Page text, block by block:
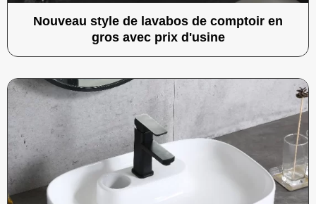
Nouveau style de lavabos de comptoir en
gros avec prix d'usine